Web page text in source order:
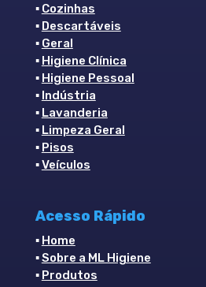
▪ Cozinhas
▪ Descartáveis
▪ Geral
▪ Higiene Clínica
▪ Higiene Pessoal
▪ Indústria
▪ Lavanderia
▪ Limpeza Geral
▪ Pisos
▪Veículos
Acesso Rápido
▪ Home
▪Sobre a ML Higiene
▪ Produtos